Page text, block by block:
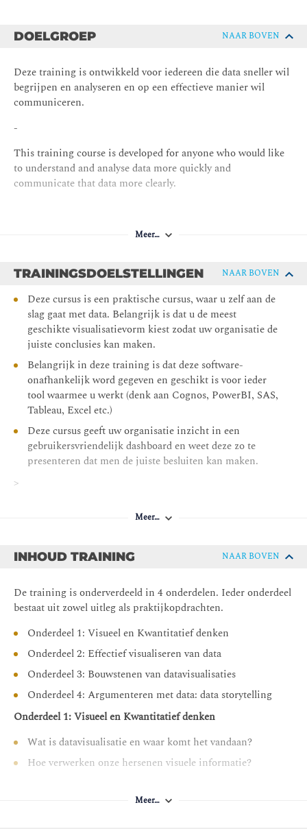
DOELGROEP NAAR BOVEN
Deze training is ontwikkeld voor iedereen die data sneller wil
begrijpen en analyseren en op een effectieve manier wil
communiceren.
-
This training course is developed for anyone who would like
to understand and analyse data more quickly and
communicate that data more clearly.
Meer…
TRAININGSDOELSTELLINGEN NAAR BOVEN
Deze cursus is een praktische cursus, waar u zelf aan de
slag gaat met data. Belangrijk is dat u de meest
geschikte visualisatievorm kiest zodat uw organisatie de
juiste conclusies kan maken.
Belangrijk in deze training is dat deze software-
onafhankelijk word gegeven en geschikt is voor ieder
tool waarmee u werkt (denk aan Cognos, PowerBI, SAS,
Tableau, Excel etc.)
Deze cursus geeft uw organisatie inzicht in een
gebruikersvriendelijk dashboard en weet deze zo te
presenteren dat men de juiste besluiten kan maken.
>
hands-on. You will learn to choose the most
can easily read the data and draw the right conclusions.
and is suitable for any tool you work with (e.g. Cognos,
PowerBI, SAS, Tableau or Excel)
This course teaches the insight into what makes a user-
friendly dashboard and the skills to make it readable and
comprehensible, so that the right decisions can be
made by leaders and management.
Meer…
INHOUD TRAINING NAAR BOVEN
De training is onderverdeeld in 4 onderdelen. Ieder onderdeel
bestaat uit zowel uitleg als praktijkopdrachten.
Onderdeel 1: Visueel en Kwantitatief denken
Onderdeel 2: Effectief visualiseren van data
Onderdeel 3: Bouwstenen van datavisualisaties
Onderdeel 4: Argumenteren met data: data storytelling
Onderdeel 1: Visueel en Kwantitatief denken
Wat is datavisualisatie en waar komt het vandaan?
Hoe verwerken onze hersenen visuele informatie?
Meer…